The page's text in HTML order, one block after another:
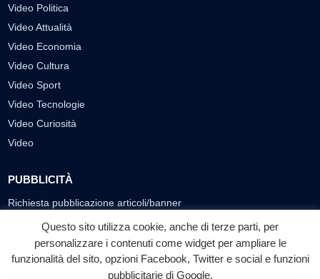
Video Politica
Video Attualità
Video Economia
Video Cultura
Video Sport
Video Tecnologie
Video Curiosità
Video
PUBBLICITÀ
Richiesta pubblicazione articoli/banner
SEGUICI SUI SOCIAL
f ◎ ▶
Questo sito utilizza cookie, anche di terze parti, per
personalizzare i contenuti come widget per ampliare le
funzionalità del sito, opzioni Facebook, Twitter e social e funzioni
pubblicitarie di Google.